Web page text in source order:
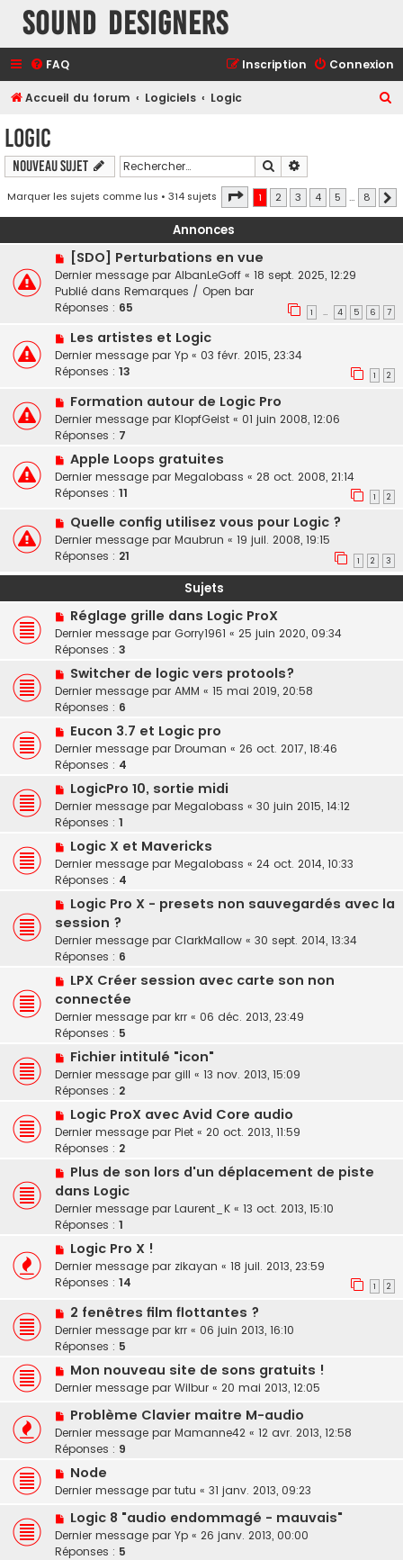
Sound Designers
FAQ Connexion
Inscription
Accueil du forum Logiciels Logic
e
r
r
Logic
Nouveau sujet Rechercher
Marquer les sujets comme lus • 314 sujets Page 1sur8
1 2 3 4 5 … 8
Annonces
[SDO] Perturbations en vue
Dernier message par AlbanLeGoff « 18 sept. 2025, 12:29
Publié dans Remarques / Open bar
Réponses : 65 1 … 4 5 6 7
Les artistes et Logic
Dernier message par Yp « 03 févr. 2015, 23:34
Réponses : 13 1 2
Formation autour de Logic Pro
Dernier message par KlopfGeist « 01 juin 2008, 12:06
Réponses : 7
Apple Loops gratuites
Dernier message par Megalobass « 28 oct. 2008, 21:14
Réponses : 11 1 2
Quelle config utilisez vous pour Logic ?
Dernier message par Maubrun « 19 juil. 2008, 19:15
Réponses : 21 1 2 3
Sujets
Réglage grille dans Logic ProX
Dernier message par Gorry1961 « 25 juin 2020, 09:34
Réponses : 3
Switcher de logic vers protools?
Dernier message par AMM « 15 mai 2019, 20:58
Réponses : 6
Eucon 3.7 et Logic pro
Dernier message par Drouman « 26 oct. 2017, 18:46
Réponses : 4
LogicPro 10, sortie midi
Dernier message par Megalobass « 30 juin 2015, 14:12
Réponses : 1
Logic X et Mavericks
Dernier message par Megalobass « 24 oct. 2014, 10:33
Réponses : 4
Logic Pro X - presets non sauvegardés avec la
session ?
Dernier message par ClarkMallow « 30 sept. 2014, 13:34
Réponses : 6
LPX Créer session avec carte son non
connectée
Dernier message par krr « 06 déc. 2013, 23:49
Réponses : 5
Fichier intitulé "icon"
Dernier message par gill « 13 nov. 2013, 15:09
Réponses : 2
Logic ProX avec Avid Core audio
Dernier message par Piet « 20 oct. 2013, 11:59
Réponses : 2
Plus de son lors d'un déplacement de piste
dans Logic
Dernier message par Laurent_K « 13 oct. 2013, 15:10
Réponses : 1
Logic Pro X !
Dernier message par zikayan « 18 juil. 2013, 23:59
Réponses : 14 1 2
2 fenêtres film flottantes ?
Dernier message par krr « 06 juin 2013, 16:10
Réponses : 5
Mon nouveau site de sons gratuits !
Dernier message par Wilbur « 20 mai 2013, 12:05
Problème Clavier maitre M-audio
Dernier message par Mamanne42 « 12 avr. 2013, 12:58
Réponses : 9
Node
Dernier message par tutu « 31 janv. 2013, 09:23
Logic 8 "audio endommagé - mauvais"
Dernier message par Yp « 26 janv. 2013, 00:00
Réponses : 5